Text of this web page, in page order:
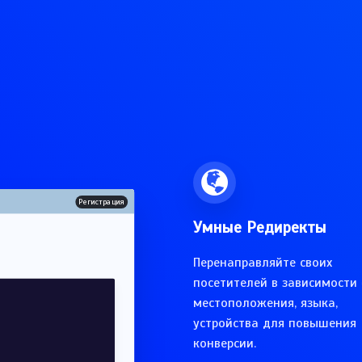
Регистрация
Умные Редиректы
Перенаправляйте своих
посетителей в зависимости
местоположения, языка,
устройства для повышения
конверсии.